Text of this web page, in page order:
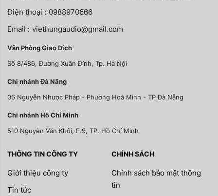
Điện thoại : 0988970666
Email : viethungaudio@gmail.com
Văn Phòng Giao Dịch
Số 8/486, Đường Xuân Đỉnh, Tp. Hà Nội
Chi nhánh Đà Nãng
06 Nguyễn Nhược Pháp - Phường Hoà Minh - TP Đà Nẵng
Chi nhánh Hồ Chí Minh
510 Nguyễn Văn Khối, F.9, TP. Hồ Chí Minh
THÔNG TIN CÔNG TY
Giới thiệu công ty
Tin tức
CHÍNH SÁCH
Chính sách bảo mật thông
tin